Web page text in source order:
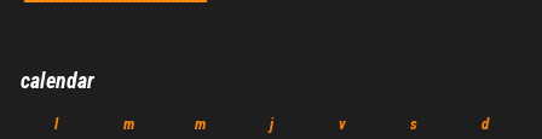
calendar
l m m j v s d